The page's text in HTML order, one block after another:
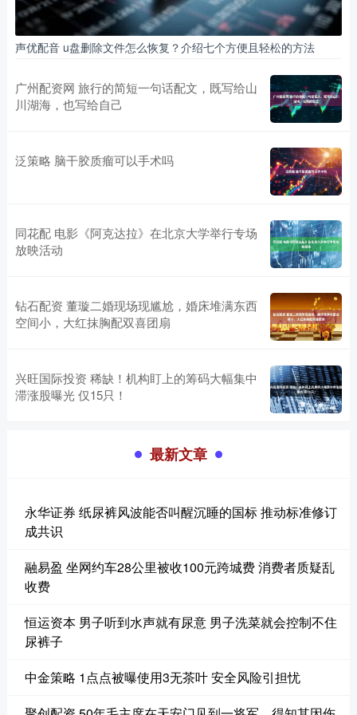
声优配音 u盘删除文件怎么恢复？介绍七个方便且轻松的方法
广州配资网 旅行的简短一句话配文，既写给山
川湖海，也写给自己
泛策略 脑干胶质瘤可以手术吗
同花配 电影《阿克达拉》在北京大学举行专场
放映活动
钻石配资 董璇二婚现场现尴尬，婚床堆满东西
空间小，大红抹胸配双喜团扇
兴旺国际投资 稀缺！机构盯上的筹码大幅集中
滞涨股曝光 仅15只！
最新文章
永华证券 纸尿裤风波能否叫醒沉睡的国标 推动标准修订
成共识
融易盈 坐网约车28公里被收100元跨城费 消费者质疑乱
收费
恒运资本 男子听到水声就有尿意 男子洗菜就会控制不住
尿裤子
中金策略 1点点被曝使用3无茶叶 安全风险引担忧